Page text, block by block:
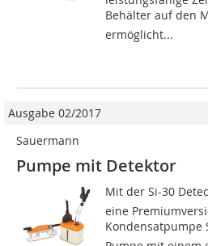
Behälter auf den
er­möglicht...
Ausgabe 02/2017
Sauermann
Pumpe mit Detektor
Mit der Si-30
eine
Kondensatpumpe